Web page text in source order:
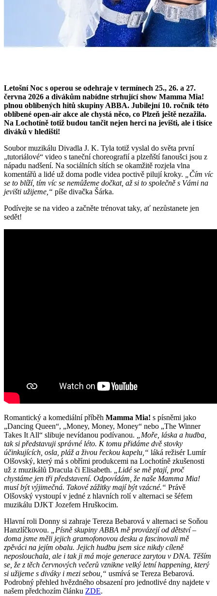
Letošní Noc s operou se odehraje v termínech 25., 26. a 27.
června 2026 a divákům nabídne strhující show Mamma Mia!
plnou oblíbených hitů skupiny ABBA. Jubilejní 10. ročník této
oblíbené open-air akce ale chystá něco, co Plzeň ještě nezažila.
Na Lochotíně totiž budou tančit nejen herci na jevišti, ale i tisíce
diváků v hledišti!
Soubor muzikálu Divadla J. K. Tyla totiž vyslal do světa první
„tutoriálové“ video s taneční choreografií a plzeňští fanoušci jsou z
nápadu nadšení. Na sociálních sítích se okamžitě rozjela vlna
komentářů a lidé už doma podle videa poctivě pilují kroky. „Čím víc
se to blíží, tím víc se nemůžeme dočkat, až si to společně s Vámi na
jevišti užijeme,“ píše divačka Šárka.
Podívejte se na video a začněte trénovat taky, ať nezůstanete jen
sedět!
Romantický a komediální příběh Mamma Mia! s písněmi jako
„Dancing Queen“, „Money, Money, Money“ nebo „The Winner
Takes It All“ slibuje nevídanou podívanou. „Moře, láska a hudba,
tak si představuji správné léto. K tomu přidáme dvě stovky
účinkujících, osla, pláž a živou řeckou kapelu,“ láká režisér Lumír
Olšovský, který má s obřími produkcemi na Lochotíně zkušenosti
už z muzikálů Dracula či Elisabeth. „Lidé se mě ptají, proč
chystáme jen tři představení. Odpovídám, že naše Mamma Mia!
musí být výjimečná. Takové zážitky mají být vzácné.“ Právě
Olšovský vystoupí v jedné z hlavních rolí v alternaci se šéfem
muzikálu DJKT Jozefem Hruškocim.
Hlavní roli Donny si zahraje Tereza Bebarová v alternaci se Soňou
Hanzlíčkovou. „Písně skupiny ABBA mě provázejí od dětství –
doma jsme měli jejich gramofonovou desku a fascinovali mě
zpěváci na jejím obalu. Jejich hudbu jsem sice nikdy cíleně
neposlouchala, ale i tak ji má moje generace zarytou v DNA. Těším
se, že z těch červnových večerů vznikne velký letní happening, který
si užijeme s diváky i mezi sebou,“ usmívá se Tereza Bebarová.
Podrobný přehled hvězdného obsazení pro jednotlivé dny najdete v
našem předchozím článku ZDE.